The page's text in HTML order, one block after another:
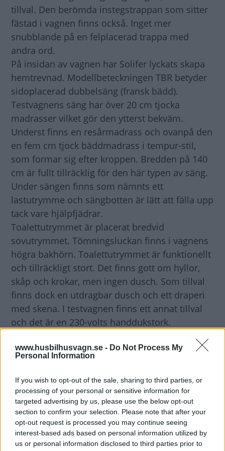
www.husbilhusvagn.se - Do Not Process My
Personal Information
If you wish to opt-out of the sale, sharing to third parties, or
processing of your personal or sensitive information for
targeted advertising by us, please use the below opt-out
section to confirm your selection. Please note that after your
opt-out request is processed you may continue seeing
interest-based ads based on personal information utilized by
us or personal information disclosed to third parties prior to
tillval. Den berömda instegstrappan som sitter
fästad i vagnen finns också. Inget mer
snubblande på en felplacerad trappa med
andra ord.
På insidan av vagnen har Solifer lyckats skapa
hemtrevnad. Modellbeteckningen TBR betyder
sidoplacerad dubbelsäng (fransk bädd).
Testvagnens säng har över 20 cm tjocka
madrasser vilket gör den ytterst bekväm.
Underst finns en resårmadrass och ovanpå den
en fem cm tjock bäddmadrass i tempur-stil,
som formar sig efter kroppen. Bredden på 140
cm är fullt tillräcklig för den här typen av säng.
Under sängen finns som nämnts ett
lastutrymme och sängbotten är lätt att fälla upp
tack vare hjälpfjädrar.
Toalettutrymmet är placerat bredvid
sovutrymmet. Tömningsluckan finns i vagnens
högra bakhörn. Toalettutrymmet är funktionellt
och tillräckligt stort. Det finns gott om hyllor,
skåp och krokar, men ingen dusch. Som tillval
finns dock en utdragbar dusch och ett draperi
med skena. I testvagnen finns ett annat tillval
och det är en 230-volts handdukstork.
bland Solifer-ägare så bekanta nattduksbordet,
använda det till.
Köket är en lyckad enhet som står sig väl i
jämförelse med många andra vagnar. Det finns
gott om skåp, lådor och hyllor. Det utdragbara
apotekarskåpet ger utmärkta möjligheter till